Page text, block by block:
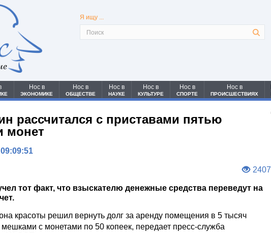
Я ищу ...
Нос в
ЭКОНОМИКЕ
Нос в
ОБЩЕСТВЕ
Нос в
НАУКЕ
Нос в
КУЛЬТУРЕ
Нос в
СПОРТЕ
Нос в
ПРОИСШЕСТВИЯХ
рассчитался с приставами пятью
монет
2407
тот факт, что взыскателю денежные средства переведут на
красоты решил вернуть долг за аренду помещения в 5 тысяч
с монетами по 50 копеек, передает пресс-служба